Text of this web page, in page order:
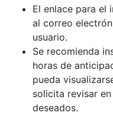
El enlace para el
al correo
usuario.
Se recomienda
horas de
pueda
solicita revisar
deseados.